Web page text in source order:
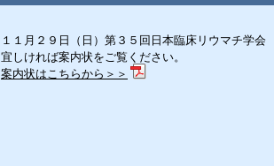
１１月２９日（日）第３５回日本臨床リウマチ学
宜しければ案内状をご覧ください。
案内状はこちらから＞＞